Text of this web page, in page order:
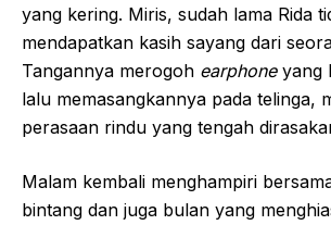
yang kering. Miris, sudah lama Rida
mendapatkan kasih sayang dari
Tangannya merogoh earphoneyang
lalu memasangkannya pada telinga,
perasaan rindu yang tengah
Malam kembali menghampiri
bintang dan juga bulan yang